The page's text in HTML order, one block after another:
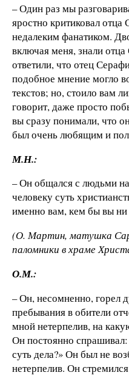
– Один раз мы
яростно критиковал отца
недалеким фанатиком.
включая меня, знали
ответили, что отец
подобное мнение могло
текстов; но, стоило вам
говорит, даже просто
вы сразу понимали, что
был очень любящим и
М.Н.:
– Он общался с людьми
человеку суть
именно вам, кем бы вы
(О. Мартин, матушка
паломники в храме
О.М.:
– Он, несомненно, горел
пребывания в обители
мной нетерпелив, на
Он постоянно
суть дела?» Он был не
нетерпелив. Он